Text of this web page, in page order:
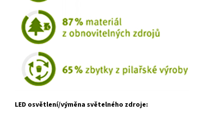
LED osvětlení/výměna světelného zdroje: